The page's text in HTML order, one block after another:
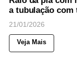
a tubulação com
21/01/2026
Veja Mais